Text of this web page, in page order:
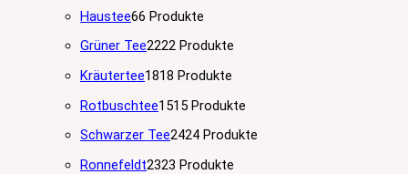
Haustee66 Produkte
Grüner Tee2222 Produkte
Kräutertee1818 Produkte
Rotbuschtee1515 Produkte
Schwarzer Tee2424 Produkte
Ronnefeldt2323 Produkte